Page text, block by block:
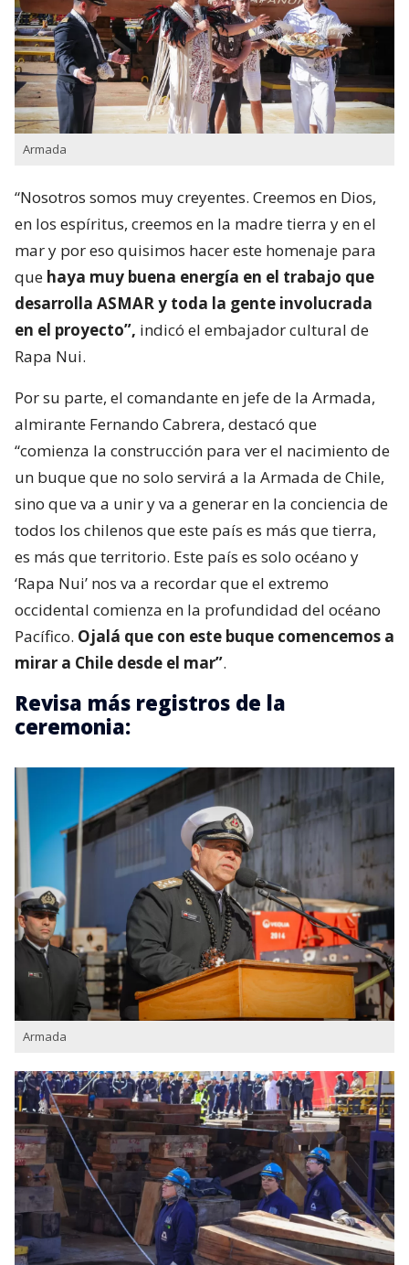
Armada
“Nosotros somos muy creyentes. Creemos en Dios,
en los espíritus, creemos en la madre tierra y en el
mar y por eso quisimos hacer este homenaje para
que haya muy buena energía en el trabajo que
desarrolla ASMAR y toda la gente involucrada
en el proyecto”, indicó el embajador cultural de
Rapa Nui.
Por su parte, el comandante en jefe de la Armada,
almirante Fernando Cabrera, destacó que
“comienza la construcción para ver el nacimiento de
un buque que no solo servirá a la Armada de Chile,
sino que va a unir y va a generar en la conciencia de
todos los chilenos que este país es más que tierra,
es más que territorio. Este país es solo océano y
‘Rapa Nui’ nos va a recordar que el extremo
occidental comienza en la profundidad del océano
Pacífico. Ojalá que con este buque comencemos a
mirar a Chile desde el mar”.
Revisa más registros de la
ceremonia:
Armada